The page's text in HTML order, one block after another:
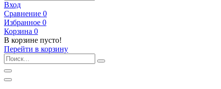
Вход
Сравнение 0
Избранное 0
Корзина 0
В корзине пусто!
Перейти в корзину